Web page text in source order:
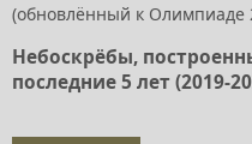
(обновлённый к Олимпиаде
Небоскрёбы,
последние 5 лет (2019-